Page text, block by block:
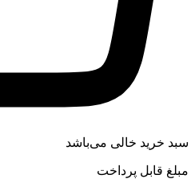
سبد خرید خالی می‌باشد
مبلغ قابل پرداخت